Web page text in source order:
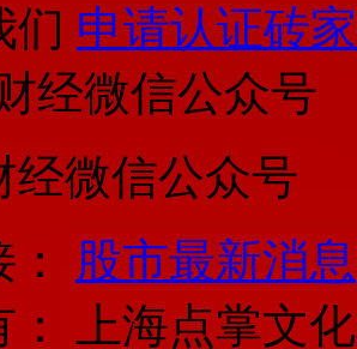
们 申请认证砖家
经微信公众号
股市最新消息
上海点掌文